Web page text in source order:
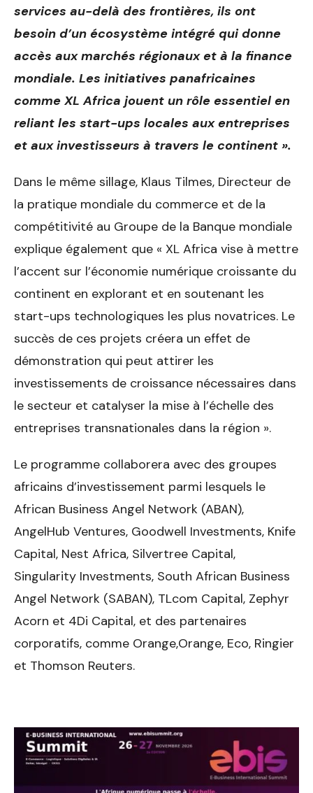
services au-delà des frontières, ils ont
besoin d’un écosystème intégré qui donne
accès aux marchés régionaux et à la finance
mondiale. Les initiatives panafricaines
comme XL Africa jouent un rôle essentiel en
reliant les start-ups locales aux entreprises
et aux investisseurs à travers le continent ».
Dans le même sillage, Klaus Tilmes, Directeur de
la pratique mondiale du commerce et de la
compétitivité au Groupe de la Banque mondiale
explique également que « XL Africa vise à mettre
l’accent sur l’économie numérique croissante du
continent en explorant et en soutenant les
start-ups technologiques les plus novatrices. Le
succès de ces projets créera un effet de
démonstration qui peut attirer les
investissements de croissance nécessaires dans
le secteur et catalyser la mise à l’échelle des
entreprises transnationales dans la région ».
Le programme collaborera avec des groupes
africains d’investissement parmi lesquels le
African Business Angel Network (ABAN),
AngelHub Ventures, Goodwell Investments, Knife
Capital, Nest Africa, Silvertree Capital,
Singularity Investments, South African Business
Angel Network (SABAN), TLcom Capital, Zephyr
Acorn et 4Di Capital, et des partenaires
corporatifs, comme Orange,Orange, Eco, Ringier
et Thomson Reuters.